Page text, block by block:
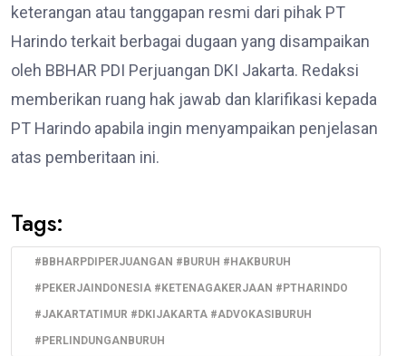
keterangan atau tanggapan resmi dari pihak PT
Harindo terkait berbagai dugaan yang disampaikan
oleh BBHAR PDI Perjuangan DKI Jakarta. Redaksi
memberikan ruang hak jawab dan klarifikasi kepada
PT Harindo apabila ingin menyampaikan penjelasan
atas pemberitaan ini.
Tags:
#BBHARPDIPERJUANGAN #BURUH #HAKBURUH
#PEKERJAINDONESIA #KETENAGAKERJAAN #PTHARINDO
#JAKARTATIMUR #DKIJAKARTA #ADVOKASIBURUH
#PERLINDUNGANBURUH